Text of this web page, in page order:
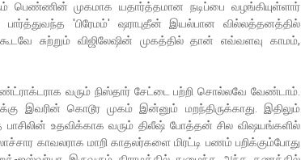
முகமாக யதார்த்தமான நடிப்பை வழங்கியுள்ளார்
'பிரேமம்' ஷராபுதீன் இயல்பான வில்லத்தனத்தில்
சுற்றும் விஜிலேஷின் முகத்தில் தான் எவ்வளவு காமம்,
வரும் நிஸ்தார் சேட்டை பற்றி சொல்லவே வேண்டாம்.
இவரின் கொடூர முகம் இன்னும் மறந்திருக்காது. இதிலும்
உதவிக்காக வரும் திலீஷ் போத்தன் சில விஷயங்களில்
காவலராக மாறி காதலர்களை மிரட்டி பணம் பறிக்கும்போது